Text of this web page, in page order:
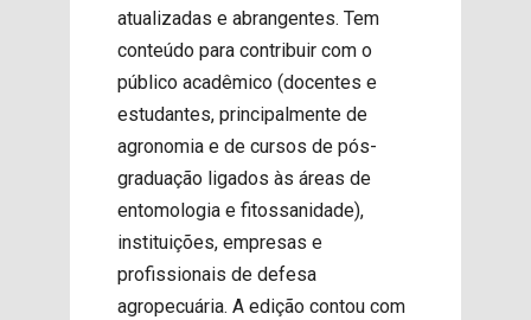
atualizadas e abrangentes. Tem
conteúdo para contribuir com o
público acadêmico (docentes e
estudantes, principalmente de
agronomia e de cursos de pós-
graduação ligados às áreas de
entomologia e fitossanidade),
instituições, empresas e
profissionais de defesa
agropecuária. A edição contou com